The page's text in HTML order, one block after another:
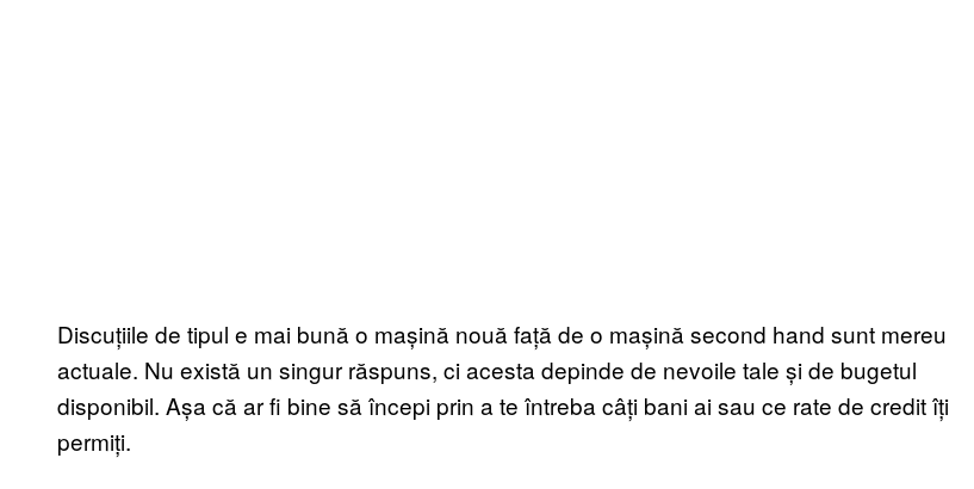
Discuțiile de tipul e mai bună o mașină nouă față de o mașină second hand sunt mereu
actuale. Nu există un singur răspuns, ci acesta depinde de nevoile tale și de bugetul
disponibil. Așa că ar fi bine să începi prin a te întreba câți bani ai sau ce rate de credit îți
permiți.